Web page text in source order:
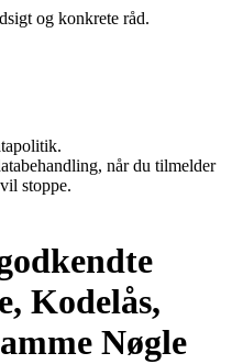
og konkrete råd.
når du tilmelder
stoppe.
Kodelås,
Nøgle